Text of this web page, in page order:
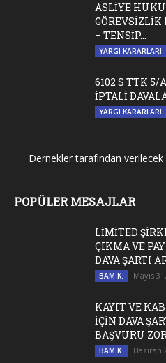
ASLİYE
– TENSİP...
YARGI KARARLARI
6102 S TTK
İPTALİ
YARGI KARARLARI
Dernekler tarafından verilecek
POPÜLER MESAJLAR
LİMİTED
ÇIKMA VE
DAVA ŞARTI
BAM K. Mayıs
KAYIT VE
İÇİN DAVA
BAŞVURU
BAM K. Haziran